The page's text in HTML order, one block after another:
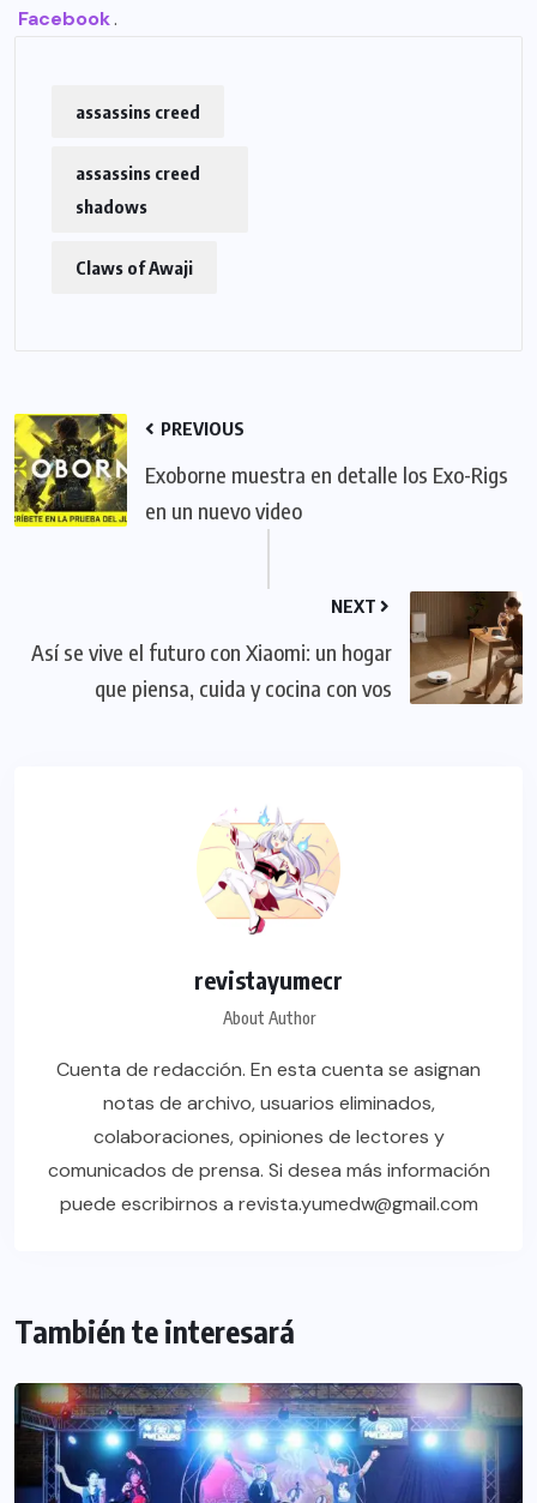
Facebook.
assassins creed
assassins creed
shadows
Claws of Awaji
PREVIOUS
Exoborne muestra en detalle los Exo-Rigs
en un nuevo video
NEXT
Así se vive el futuro con Xiaomi: un hogar
que piensa, cuida y cocina con vos
revistayumecr
About Author
Cuenta de redacción. En esta cuenta se asignan
notas de archivo, usuarios eliminados,
colaboraciones, opiniones de lectores y
comunicados de prensa. Si desea más información
puede escribirnos a revista.yumedw@gmail.com
También te interesará